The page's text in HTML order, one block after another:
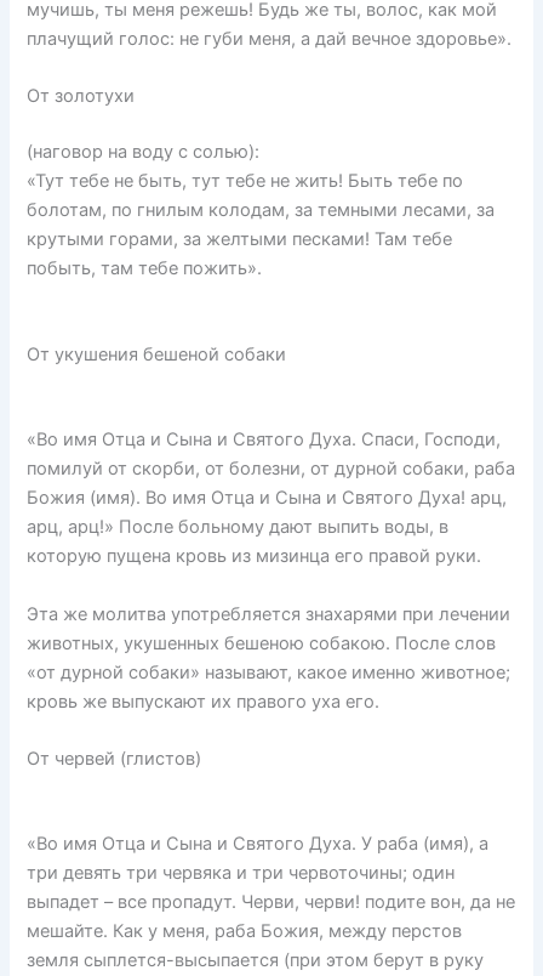
мучишь, ты меня режешь! Будь же ты, волос, как мой
плачущий голос: не губи меня, а дай вечное здоровье».
От золотухи
(наговор на воду с солью):
«Тут тебе не быть, тут тебе не жить! Быть тебе по
болотам, по гнилым колодам, за темными лесами, за
крутыми горами, за желтыми песками! Там тебе
побыть, там тебе пожить».
От укушения бешеной собаки
«Во имя Отца и Сына и Святого Духа. Спаси, Господи,
помилуй от скорби, от болезни, от дурной собаки, раба
Божия (имя). Во имя Отца и Сына и Святого Духа! арц,
арц, арц!» После больному дают выпить воды, в
которую пущена кровь из мизинца его правой руки.
Эта же молитва употребляется знахарями при лечении
животных, укушенных бешеною собакою. После слов
«от дурной собаки» называют, какое именно животное;
кровь же выпускают их правого уха его.
От червей (глистов)
«Во имя Отца и Сына и Святого Духа. У раба (имя), a
три девять три червяка и три червоточины; один
выпадет – все пропадут. Черви, черви! подите вон, да не
мешайте. Как у меня, раба Божия, между перстов
земля сыплется-высыпается (при этом берут в руку